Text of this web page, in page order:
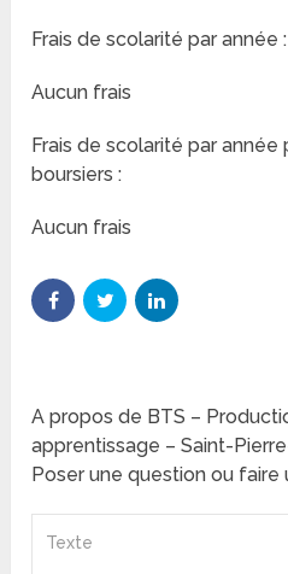
Frais de scolarité par année :
Aucun frais
Frais de scolarité par
boursiers :
Aucun frais
A propos de BTS –
apprentissage – Saint-
Poser une question ou